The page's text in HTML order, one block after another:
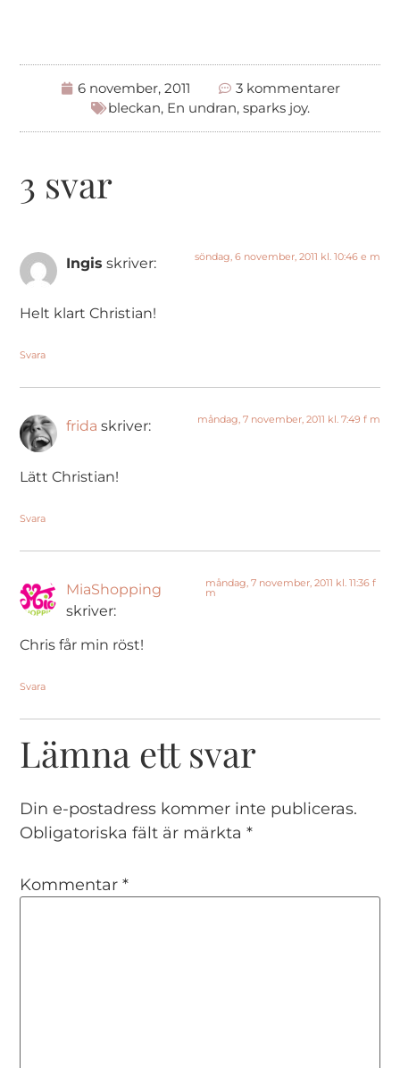
6 november, 2011
3 kommentarer
bleckan, En undran, sparks joy.
3 svar
Ingis skriver: söndag, 6 november, 2011 kl. 10:46 e m
Helt klart Christian!
Svara
frida skriver: måndag, 7 november, 2011 kl. 7:49 f m
Lätt Christian!
Svara
MiaShopping
skriver:
måndag, 7 november, 2011 kl. 11:36 f
m
Chris får min röst!
Svara
Lämna ett svar
Din e-postadress kommer inte publiceras.
Obligatoriska fält är märkta*
Kommentar*